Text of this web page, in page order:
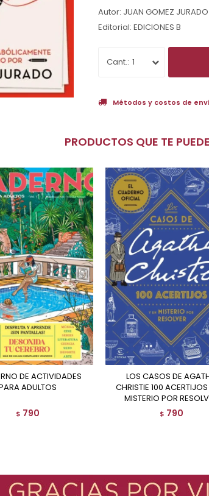
Autor: JUAN GOMEZ JURADO
Editorial: EDICIONES B
1
Métodos y costos de
PRODUCTOS QUE TE
ADULTOS
$ 790
LOS CASOS DE AGATHA
CHRISTIE 100 ACERTIJOS
MISTERIO POR
$ 790